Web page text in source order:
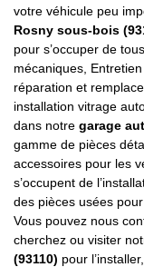
votre véhicule peu
Rosny sous-bois
pour s’occuper de
mécaniques,
réparation et
installation vitrage
dans notre garage
gamme de pièces
accessoires pour les
s’occupent de
des pièces usées
Vous pouvez nous
cherchez ou visiter
(93110) pour